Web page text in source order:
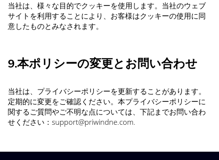
当社は、様々な目的でクッキーを使用します。当社のウェブ
サイトを利用することにより、お客様はクッキーの使用に同
意したものとみなされます。
9.本ポリシーの変更とお問い合わせ
当社は、プライバシーポリシーを更新することがあります。
定期的に変更をご確認ください。本プライバシーポリシーに
関するご質問やご不明な点については、下記までお問い合わ
せください： support@priwindne.com.